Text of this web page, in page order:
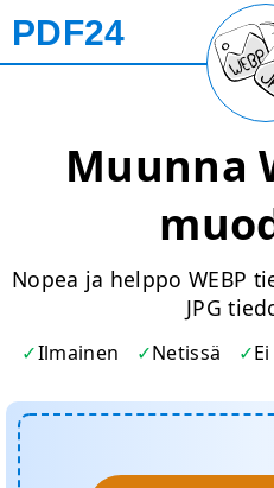
PDF24
Muunna
Nopea ja helppo WEBP
JPG
Ilmainen Netissä